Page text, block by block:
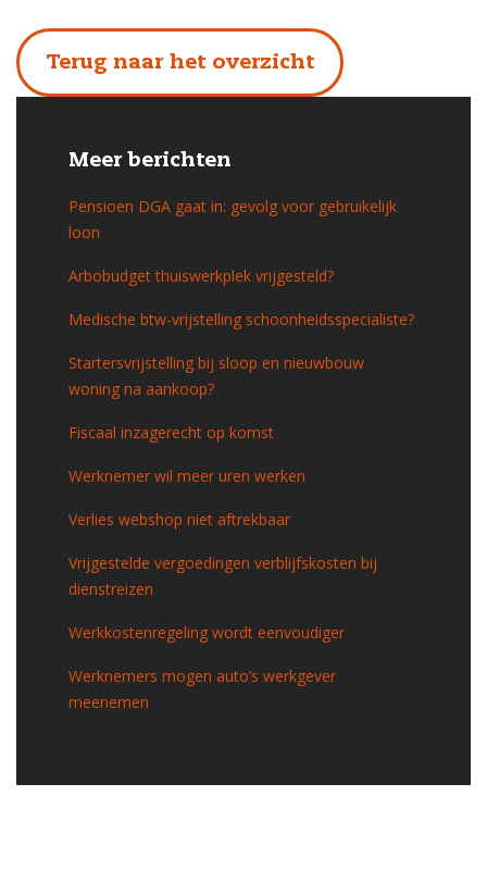
Terug naar het overzicht
Meer berichten
Pensioen DGA gaat in: gevolg voor gebruikelijk
loon
Arbobudget thuiswerkplek vrijgesteld?
Medische btw-vrijstelling schoonheidsspecialiste?
Startersvrijstelling bij sloop en nieuwbouw
woning na aankoop?
Fiscaal inzagerecht op komst
Werknemer wil meer uren werken
Verlies webshop niet aftrekbaar
Vrijgestelde vergoedingen verblijfskosten bij
dienstreizen
Werkkostenregeling wordt eenvoudiger
Werknemers mogen auto’s werkgever
meenemen